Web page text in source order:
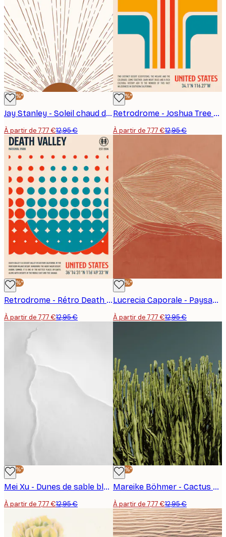
-40%*
Jay Stanley - Soleil chaud du désert Poster
À partir de 7,77 €12,95 €
-40%*
Retrodrome - Joshua Tree Rétro Désert Poster
À partir de 7,77 €12,95 €
-40%*
Retrodrome - Rétro Death Valley Désert Poster
À partir de 7,77 €12,95 €
-40%*
Lucrecia Caporale - Paysage désertique terracotta Poster
À partir de 7,77 €12,95 €
-40%*
Mei Xu - Dunes de sable blanc Poster
À partir de 7,77 €12,95 €
-40%*
Mareike Böhmer - Cactus Poster
À partir de 7,77 €12,95 €